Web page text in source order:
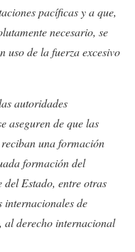
pacíficas y a que,
necesario, se
uso de la fuerza excesivo
autoridades
aseguren de que las
una formación
formación del
Estado, entre otras
internacionales de
al derecho internacional